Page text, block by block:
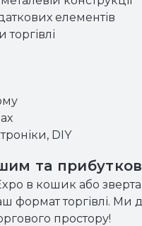
елементів
торгівлі
DIY
та
в кошик або
формат торгівлі.
простору!